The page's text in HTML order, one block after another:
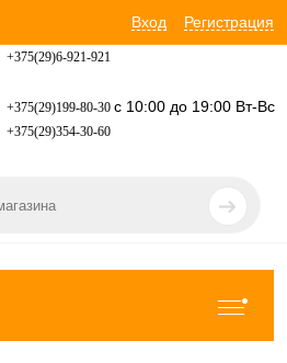
Вход Регистрация
+375(29)6-921-921
+375(29)199-80-30 с 10:00 до 19:00 Вт-Вс
+375(29)354-30-60